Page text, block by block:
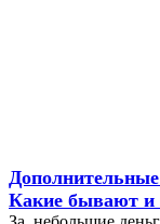
Какие бывают и